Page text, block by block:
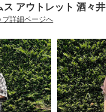
ス アウトレット 酒々井
プ詳細ページへ